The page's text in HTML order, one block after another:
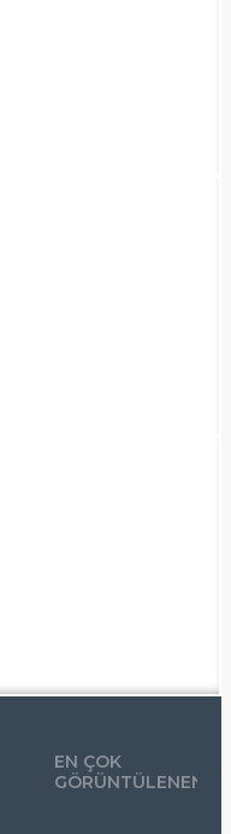
EN ÇOK